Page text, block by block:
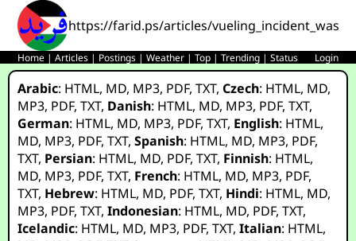
https://farid.ps/articles/
Home |Articles | Postings |Weather |Top |Trending |Status Login
Arabic: HTML, MD, MP3, PDF,TXT,Czech: HTML, MD,
MP3, PDF,TXT, Danish: HTML, MD, MP3, PDF,TXT,
German: HTML, MD, MP3, PDF,TXT, English: HTML,
MD, MP3, PDF,TXT,Spanish: HTML, MD, MP3, PDF,
TXT, Persian: HTML, MD, PDF,TXT, Finnish: HTML,
MD, MP3, PDF,TXT, French: HTML, MD, MP3, PDF,
TXT, Hebrew: HTML, MD, PDF,TXT, Hindi: HTML, MD,
MP3, PDF,TXT,Indonesian: HTML, MD, PDF,TXT,
Icelandic: HTML, MD, MP3, PDF,TXT,Italian: HTML,